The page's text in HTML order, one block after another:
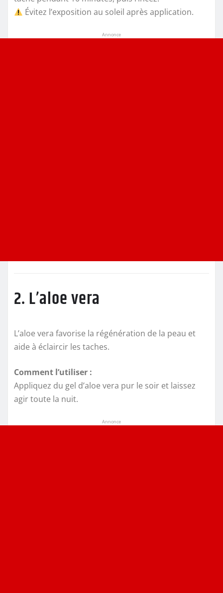
Évitez l’exposition au soleil après application.
Annonce
2. L’aloe vera
L’aloe vera favorise la régénération de la peau et
aide à éclaircir les taches.
Comment l’utiliser :
Appliquez du gel d’aloe vera pur le soir et laissez
agir toute la nuit.
Annonce